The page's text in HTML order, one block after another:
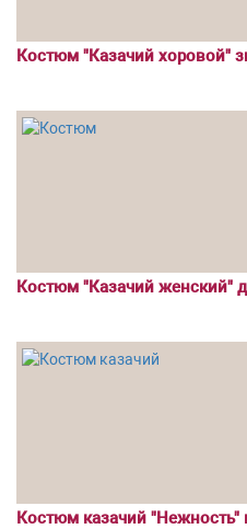
Костюм "Казачий хоровой"
Костюм "Казачий женский"
Костюм казачий "Нежность"